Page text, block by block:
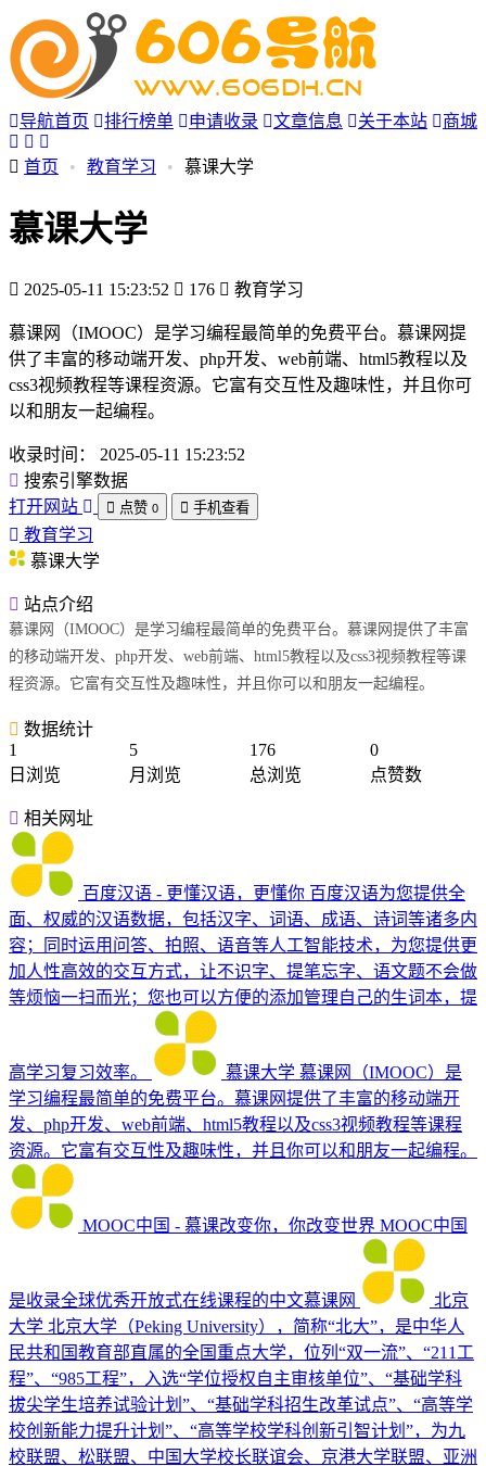
导航首页 排行榜单 申请收录 文章信息 关于本站 商城
首页 • 教育学习 • 慕课大学
慕课大学
2025-05-11 15:23:52 176 教育学习
慕课网（IMOOC）是学习编程最简单的免费平台。慕课网提
供了丰富的移动端开发、php开发、web前端、html5教程以及
css3视频教程等课程资源。它富有交互性及趣味性，并且你可
以和朋友一起编程。
收录时间：
2025-05-11 15:23:52
搜索引擎数据
打开网站
点赞 0 手机查看
教育学习
慕课大学
站点介绍
慕课网（IMOOC）是学习编程最简单的免费平台。慕课网提供了丰富
的移动端开发、php开发、web前端、html5教程以及css3视频教程等课
程资源。它富有交互性及趣味性，并且你可以和朋友一起编程。
数据统计
1
日浏览
5
月浏览
176
总浏览
0
点赞数
相关网址
百度汉语 - 更懂汉语，更懂你 百度汉语为您提供全
面、权威的汉语数据，包括汉字、词语、成语、诗词等诸多内
容；同时运用问答、拍照、语音等人工智能技术，为您提供更
加人性高效的交互方式，让不识字、提笔忘字、语文题不会做
等烦恼一扫而光；您也可以方便的添加管理自己的生词本，提
高学习复习效率。 慕课大学 慕课网（IMOOC）是
学习编程最简单的免费平台。慕课网提供了丰富的移动端开
发、php开发、web前端、html5教程以及css3视频教程等课程
资源。它富有交互性及趣味性，并且你可以和朋友一起编程。
MOOC中国 - 慕课改变你，你改变世界 MOOC中国
是收录全球优秀开放式在线课程的中文慕课网
北京
大学 北京大学（Peking University），简称“北大”，是中华人
民共和国教育部直属的全国重点大学，位列“双一流”、“211工
程”、“985工程”，入选“学位授权自主审核单位”、“基础学科
拔尖学生培养试验计划”、“基础学科招生改革试点”、“高等学
校创新能力提升计划”、“高等学校学科创新引智计划”，为九
校联盟、松联盟、中国大学校长联谊会、京港大学联盟、亚洲